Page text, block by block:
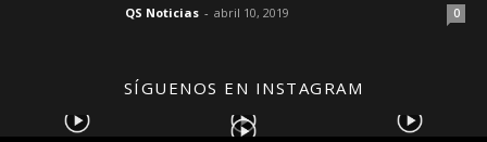
QS Noticias - abril 10, 2019 0
SÍGUENOS EN INSTAGRAM